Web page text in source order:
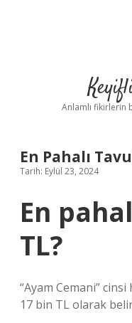
Anlamlı fikirlerin
En Pahalı
Tarih: Eylül 23, 2024
En
TL?
“Ayam Cemani”
17 bin TL olarak